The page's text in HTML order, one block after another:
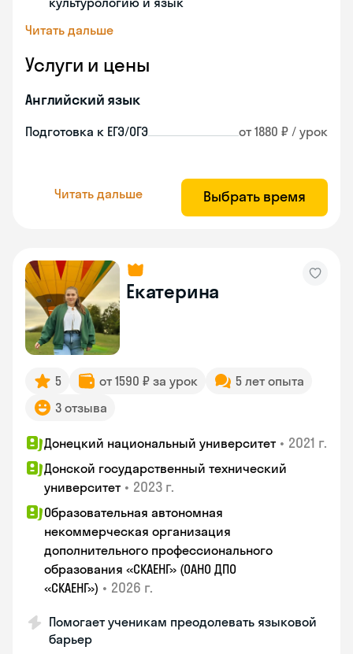
Читать дальше
Услуги и цены
Английский язык
Подготовка к ЕГЭ/ОГЭ от 1880 ₽ / урок
Читать дальше Выбрать время
Екатерина
5 от 1590 ₽ за урок
5 лет опыта
3 отзыва
Донецкий национальный университет • 2021 г.
Донской государственный технический
университет • 2023 г.
Образовательная автономная
некоммерческая организация
дополнительного профессионального
образования «СКАЕНГ» (ОАНО ДПО
«СКАЕНГ») • 2026 г.
Помогает ученикам преодолевать языковой
барьер